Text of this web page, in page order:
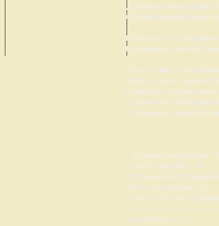
Дворовенко, Максим Драчёв,
Суворов. Они взяли 28
Второе место с 26 ответами
Подшивалина, Сергей
Третье и четвертое места
Артурас Граяускас, Эдвинас
Голдфарбас разделила с
Цурканом, Олегом
Татаринцевым, Евгением
1. Аркашина каша Кемерово —
2. Terra Incognita Уфа — 26
3-4. Команда Бората Сагдиева
3-4. Сассуоло Воронеж — 25
5. Язык Чау-Чау Санкт-
101,5. КЭП Курск — 15